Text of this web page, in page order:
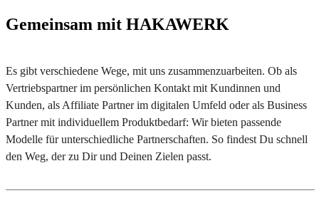
Gemeinsam mit HAKAWERK
Es gibt verschiedene Wege, mit uns zusammenzuarbeiten. Ob als
Vertriebspartner im persönlichen Kontakt mit Kundinnen und
Kunden, als Affiliate Partner im digitalen Umfeld oder als Business
Partner mit individuellem Produktbedarf: Wir bieten passende
Modelle für unterschiedliche Partnerschaften. So findest Du schnell
den Weg, der zu Dir und Deinen Zielen passt.